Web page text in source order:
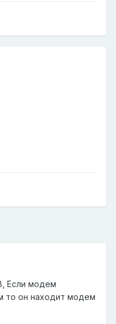
Если модем
то он находит модем